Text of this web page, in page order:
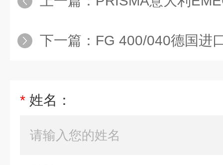
下一篇： FG 400/040德国进
* 姓名：